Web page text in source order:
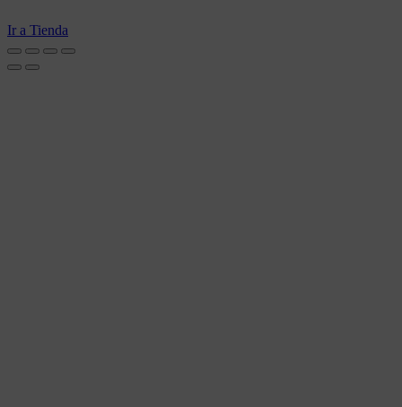
Ir a Tienda